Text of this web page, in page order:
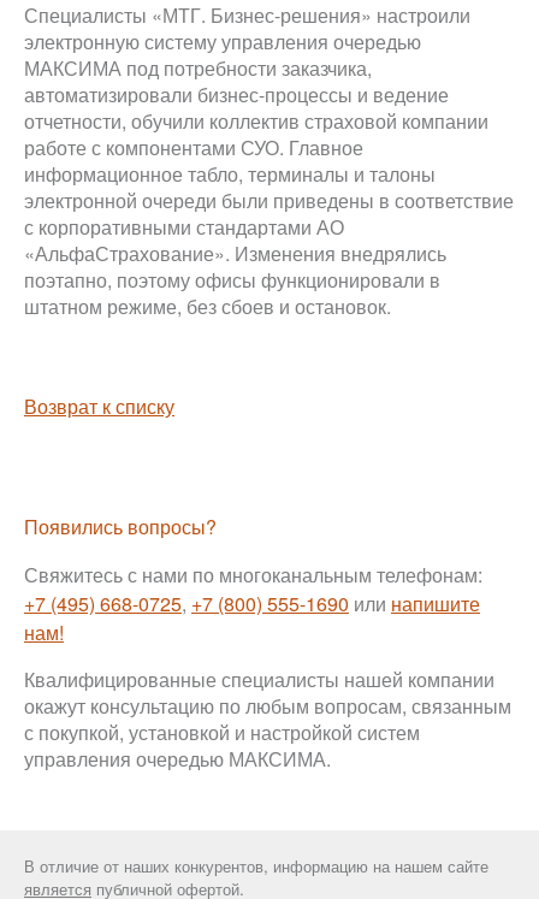
Специалисты «МТГ. Бизнес-решения» настроили
электронную систему управления очередью
МАКСИМА под потребности заказчика,
автоматизировали бизнес-процессы и ведение
отчетности, обучили коллектив страховой компании
работе с компонентами СУО. Главное
информационное табло, терминалы и талоны
электронной очереди были приведены в соответствие
с корпоративными стандартами АО
«АльфаСтрахование». Изменения внедрялись
поэтапно, поэтому офисы функционировали в
штатном режиме, без сбоев и остановок.
Возврат к списку
Появились вопросы?
Свяжитесь с нами по многоканальным телефонам:
+7 (495) 668-0725, +7 (800) 555-1690 или напишите
нам!
Квалифицированные специалисты нашей компании
окажут консультацию по любым вопросам, связанным
с покупкой, установкой и настройкой систем
управления очередью МАКСИМА.
В отличие от наших конкурентов, информацию на нашем сайте
является публичной офертой.